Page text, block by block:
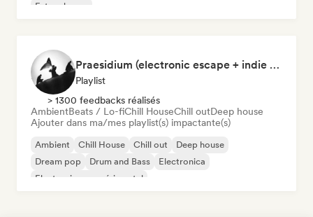
Future house
Praesidium (electronic escape + indie electronic + sad songs for doomers)
Playlist
> 1300 feedbacks réalisés
AmbientBeats / Lo-fiChill HouseChill outDeep house
Ajouter dans ma/mes playlist(s) impactante(s)
Ambient Chill House Chill out
Deep house
Dream pop
Drum and Bass
Electronica
Electronique expérimental